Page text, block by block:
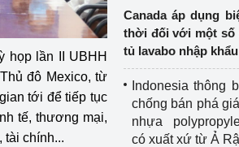
luyện, bồi dưỡng
định kỹ thuật an toàn
sáng
môi trường
vệ môi trường
họp lần II UBHH
đô Mexico, từ
tới để tiếp tục
tế, thương mại,
tài chính...
Canada áp dụng
thời đối với một số
tủ lavabo nhập khẩu
Indonesia thông
chống bán phá
nhựa
có xuất xứ từ Ả